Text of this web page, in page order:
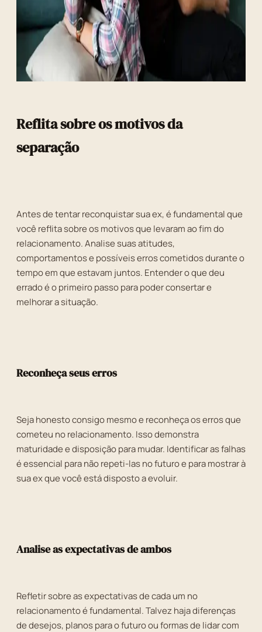
Reflita sobre os motivos da
separação
Antes de tentar reconquistar sua ex, é fundamental que
você reflita sobre os motivos que levaram ao fim do
relacionamento. Analise suas atitudes,
comportamentos e possíveis erros cometidos durante o
tempo em que estavam juntos. Entender o que deu
errado é o primeiro passo para poder consertar e
melhorar a situação.
Reconheça seus erros
Seja honesto consigo mesmo e reconheça os erros que
cometeu no relacionamento. Isso demonstra
maturidade e disposição para mudar. Identificar as falhas
é essencial para não repeti-las no futuro e para mostrar à
sua ex que você está disposto a evoluir.
Analise as expectativas de ambos
Refletir sobre as expectativas de cada um no
relacionamento é fundamental. Talvez haja diferenças
de desejos, planos para o futuro ou formas de lidar com